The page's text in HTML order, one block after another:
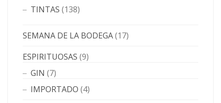
TINTAS (138)
SEMANA DE LA BODEGA(17)
ESPIRITUOSAS (9)
GIN (7)
IMPORTADO (4)